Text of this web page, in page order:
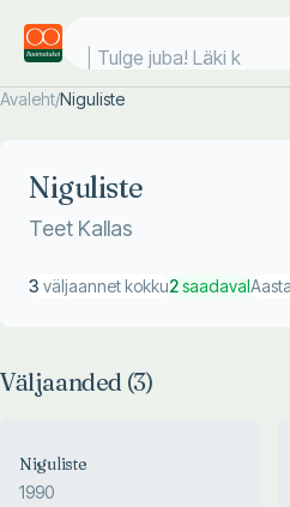
Tulge juba! Läki ko
Avaleht/Niguliste
Niguliste
Teet Kallas
3 väljaannet kokku2saadaval
Väljaanded (3)
Niguliste
1990